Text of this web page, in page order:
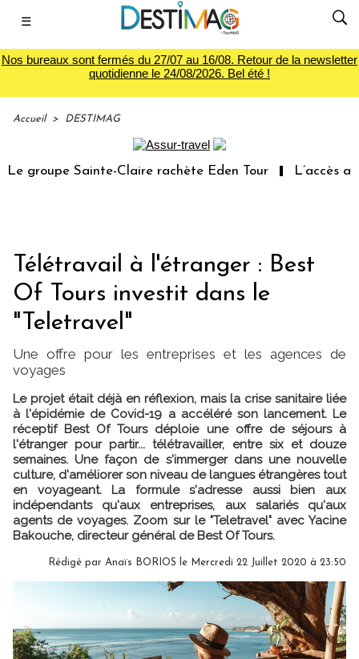
☰
Nos bureaux sont fermés du 27/07 au 16/08. Retour de la newsletter
quotidienne le 24/08/2026. Bel été !
Accueil > DESTIMAG
groupe Sainte-Claire rachète Eden Tour L’accès
Télétravail à l'étranger : Best
Of Tours investit dans le
"Teletravel"
Une offre pour les entreprises et les agences de
voyages
Le projet était déjà en réflexion, mais la crise sanitaire liée
à l'épidémie de Covid-19 a accéléré son lancement. Le
réceptif Best Of Tours déploie une offre de séjours à
l'étranger pour partir... télétravailler, entre six et douze
semaines. Une façon de s'immerger dans une nouvelle
culture, d'améliorer son niveau de langues étrangères tout
en voyageant. La formule s'adresse aussi bien aux
indépendants qu'aux entreprises, aux salariés qu'aux
agents de voyages. Zoom sur le "Teletravel" avec Yacine
Bakouche, directeur général de Best Of Tours.
Rédigé par Anaïs BORIOS le Mercredi 22 Juillet 2020 à 23:50